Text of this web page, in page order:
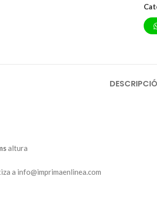
altura
a info@imprimaenlinea.com